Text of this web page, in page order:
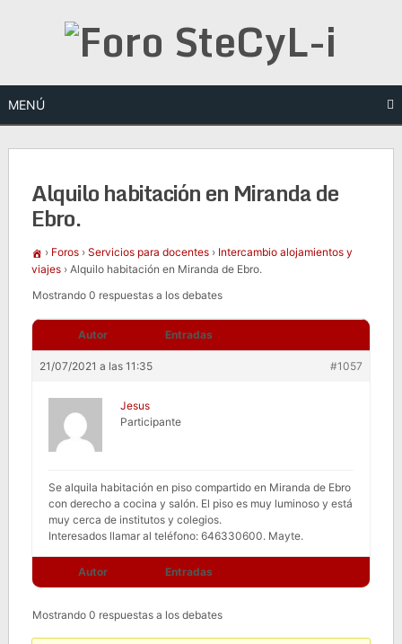
MENÚ
Alquilo habitación en Miranda de
Ebro.
› Foros › Servicios para docentes › Intercambio alojamientos y
viajes › Alquilo habitación en Miranda de Ebro.
Mostrando 0 respuestas a los debates
Autor Entradas
21/07/2021 a las 11:35 #1057
Jesus
Participante
Se alquila habitación en piso compartido en Miranda de Ebro
con derecho a cocina y salón. El piso es muy luminoso y está
muy cerca de institutos y colegios.
Interesados llamar al teléfono: 646330600. Mayte.
Autor Entradas
Mostrando 0 respuestas a los debates